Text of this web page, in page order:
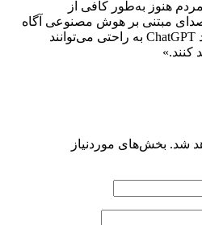
هنوز به‌طور کافی از
مبتنی بر هوش مصنوعی آگاه
نیستند و چطور ابزارهایی مانند ChatGPT به راحتی می‌توانند
کنند.»
شد. بخش‌های موردنیاز